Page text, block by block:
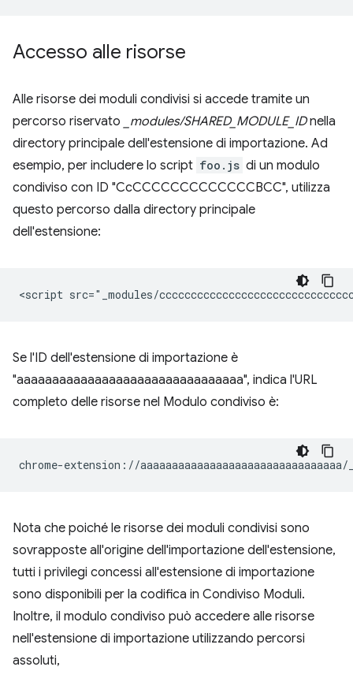
Accesso alle risorse
Alle risorse dei moduli condivisi si accede tramite un
percorso riservato
_modules/SHARED_MODULE_IDnella
directory principale dell'estensione di importazione. Ad
esempio, per includere lo script foo.js di un modulo
condiviso con ID "CcCCCCCCCCCCCCCBCC", utilizza
questo percorso dalla directory principale
dell'estensione:
Se l'ID dell'estensione di importazione è
"aaaaaaaaaaaaaaaaaaaaaaaaaaaaaaaa", indica l'URL
completo delle risorse nel Modulo condiviso è:
Nota che poiché le risorse dei moduli condivisi sono
sovrapposte all'origine dell'importazione dell'estensione,
tutti i privilegi concessi all'estensione di importazione
sono disponibili per la codifica in Condiviso Moduli.
Inoltre, il modulo condiviso può accedere alle risorse
nell'estensione di importazione utilizzando percorsi
assoluti,